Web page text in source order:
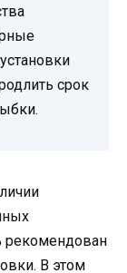
срок
рекомендован
В этом